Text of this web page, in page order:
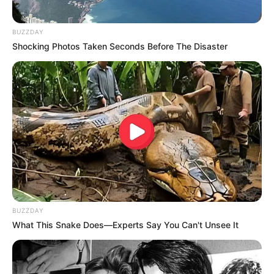
preciso que ele descumpra as medidas cautelares determinadas
pelo ministro Moraes, como, por exemplo, tentar coordenar a
BUZZDAY
Shocking Photos Taken Seconds Before The Disaster
BUZZDAY
What This Snake Does—Experts Say You Can't Unsee It